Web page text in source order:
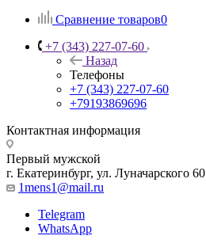
Сравнение товаров0
+7 (343) 227-07-60
Назад
Телефоны
+7 (343) 227-07-60
+79193869696
Контактная информация
Первый мужской
г. Екатеринбург, ул. Луначарского 60
1mens1@mail.ru
Telegram
WhatsApp